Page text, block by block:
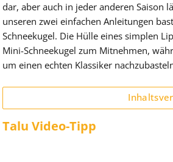
dar, aber auch in jeder anderen Saison
unseren zwei einfachen Anleitungen
Schneekugel. Die Hülle eines simplen
Mini-Schneekugel zum Mitnehmen,
um einen echten Klassiker
Talu Video-Tipp